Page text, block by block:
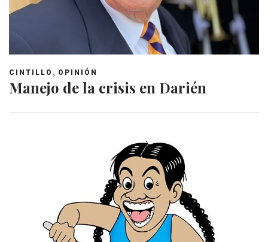
CINTILLO , OPINIÓN
Manejo de la crisis en Darién